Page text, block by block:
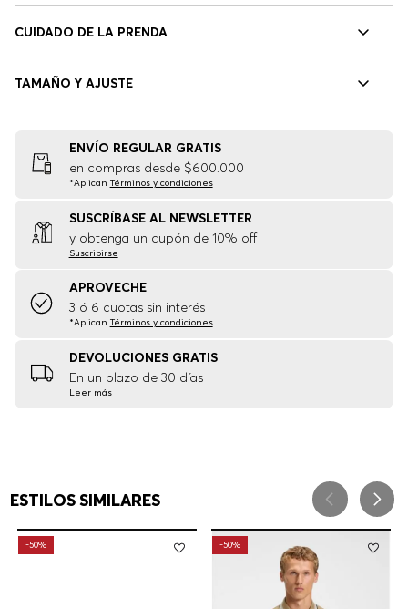
CUIDADO DE LA PRENDA
TAMAÑO Y AJUSTE
ENVÍO REGULAR GRATIS
en compras desde $600.000
*AplicanTérminos y condiciones
SUSCRÍBASE AL NEWSLETTER
y obtenga un cupón de 10% off
Suscribirse
APROVECHE
3 ó 6 cuotas sin interés
*AplicanTérminos y condiciones
DEVOLUCIONES GRATIS
En un plazo de 30 días
Leer más
ESTILOS SIMILARES
-50% -50%